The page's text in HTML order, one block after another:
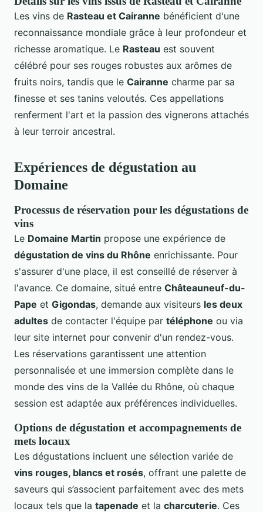
Les vins de Rasteau et Cairanne bénéficient d'une
reconnaissance mondiale grâce à leur profondeur et
richesse aromatique. Le Rasteau est souvent
célébré pour ses rouges robustes aux arômes de
fruits noirs, tandis que le Cairanne charme par sa
finesse et ses tanins veloutés. Ces appellations
renferment l'art et la passion des vignerons attachés
à leur terroir ancestral.
Expériences de dégustation au
Domaine
Processus de réservation pour les dégustations de
vins
Le Domaine Martin propose une expérience de
dégustation de vins du Rhône enrichissante. Pour
s'assurer d'une place, il est conseillé de réserver à
l'avance. Ce domaine, situé entre Châteauneuf-du-
Pape et Gigondas, demande aux visiteurs les deux
adultes de contacter l'équipe par téléphone ou via
leur site internet pour convenir d'un rendez-vous.
Les réservations garantissent une attention
personnalisée et une immersion complète dans le
monde des vins de la Vallée du Rhône, où chaque
session est adaptée aux préférences individuelles.
Options de dégustation et accompagnements de
mets locaux
Les dégustations incluent une sélection variée de
vins rouges, blancs et rosés, offrant une palette de
saveurs qui s’associent parfaitement avec des mets
locaux tels que la tapenade et la charcuterie. Ces